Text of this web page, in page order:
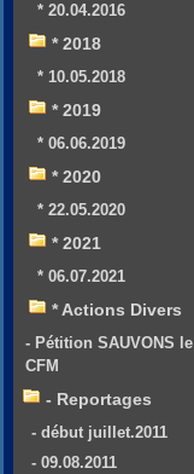
* 20.04.2016
* 2018
* 10.05.2018
* 2019
* 06.06.2019
* 2020
* 22.05.2020
* 2021
* 06.07.2021
* Actions Divers
- Pétition SAUVONS le
CFM
- Reportages
- début juillet.2011
- 09.08.2011